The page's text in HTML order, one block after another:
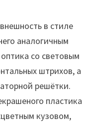
в стиле
аналогичным
со световым
штрихов, а
решётки.
пластика
кузовом,